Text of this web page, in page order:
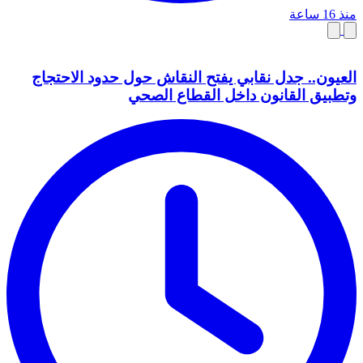
منذ 16 ساعة
العيون.. جدل نقابي يفتح النقاش حول حدود الاحتجاج
وتطبيق القانون داخل القطاع الصحي